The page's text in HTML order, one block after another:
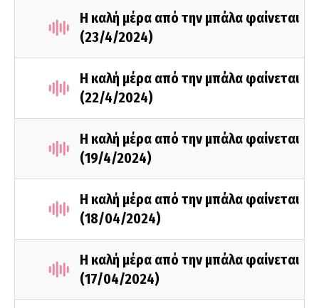
Η καλή μέρα από την μπάλα φαίνεται
(23/4/2024)
Η καλή μέρα από την μπάλα φαίνεται
(22/4/2024)
Η καλή μέρα από την μπάλα φαίνεται
(19/4/2024)
Η καλή μέρα από την μπάλα φαίνεται
(18/04/2024)
Η καλή μέρα από την μπάλα φαίνεται
(17/04/2024)